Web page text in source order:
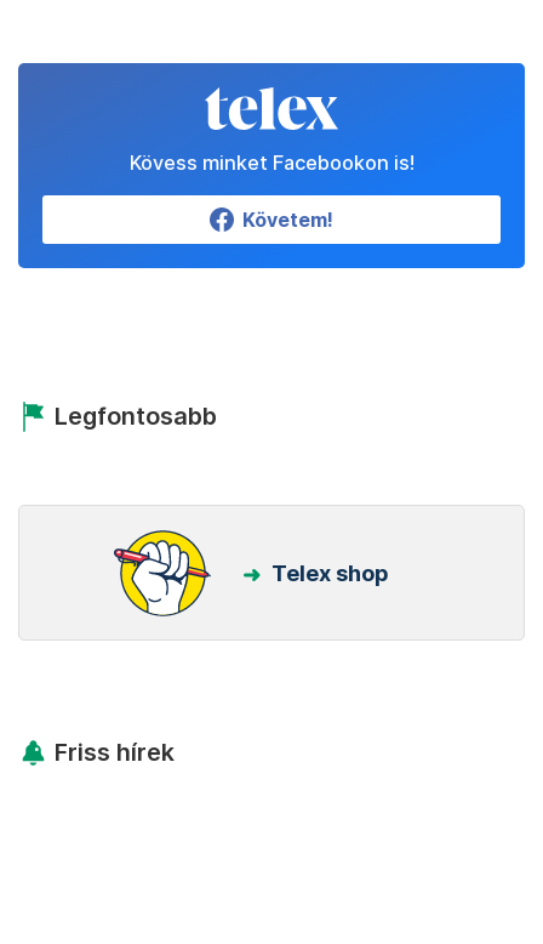
Kövess minket Facebookon is!
Követem!
Legfontosabb
Telex shop
Friss hírek